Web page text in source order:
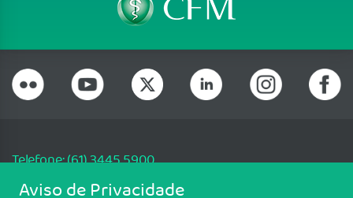
Telefone: (61) 3445 5900
Email: cfm@portalmedico.org.br
Aviso de Privacidade